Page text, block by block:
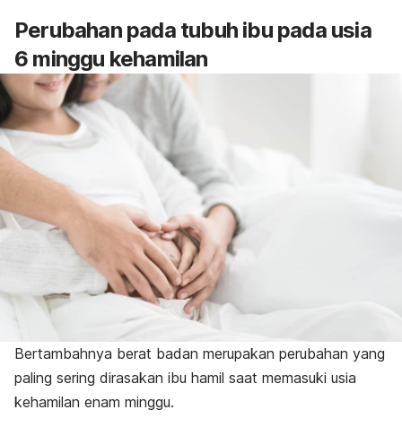
Perubahan pada tubuh ibu pada usia
6 minggu kehamilan
Bertambahnya berat badan merupakan perubahan yang
paling sering dirasakan ibu hamil saat memasuki usia
kehamilan enam minggu.